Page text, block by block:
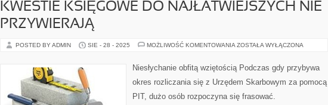
KWESTIE KSIĘGOWE DO NAJŁATWIEJSZYCH NIE
PRZYWIERAJĄ
POSTED BY ADMIN SIE - 28 - 2025 MOŻLIWOŚĆ KOMENTOWANIA KWESTIE
NAJŁATWIEJSZYCH
NIE
ZOSTAŁA WYŁĄCZONA
Niesłychanie obfitą wziętością Podczas gdy przybywa
okres rozliczania się z Urzędem Skarbowym za pomocą
PIT, dużo osób rozpoczyna się frasować.